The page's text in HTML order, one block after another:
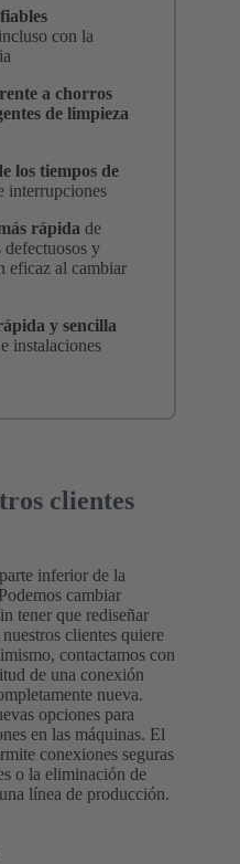
con la
a chorros
de limpieza
los tiempos de
interrupciones
rápida de
defectuosos y
eficaz al cambiar
y sencilla
instalaciones
clientes
inferior de la
cambiar
tener que rediseñar
clientes quiere
contactamos con
de una conexión
nueva.
opciones para
en las máquinas. El
conexiones seguras
o la eliminación de
línea de producción.